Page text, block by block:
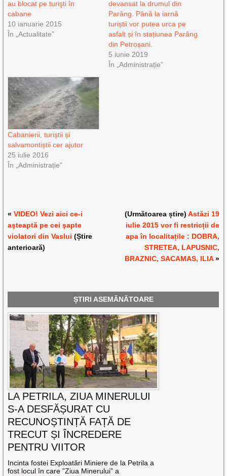
au blocat pe turişti în
cabane
10 ianuarie 2015
În „Actualitate”
devansat la drumul din
Parâng. Până la iarnă
turiștii vor putea urca pe
asfalt și în stațiunea Parâng
din Petroșani.
5 iunie 2019
În „Administrație”
Cabanierii, turiștii și
salvamontiștii cer ajutor
25 iulie 2016
În „Administrație”
«VIDEO! Vezi aici ce-i
aşteaptă pe cei şapte
violatori din Vaslui (Știre
anterioară)
(Următoarea știre) Astăzi 19
iulie 2015 vor fi restricții de
apa în localitațile : DOBRA,
STRETEA, LAPUSNIC,
BRAZNIC, SACAMAS, ILIA»
ȘTIRI ASEMĂNĂTOARE
LA PETRILA, ZIUA MINERULUI
S-A DESFĂȘURAT CU
RECUNOȘTINȚĂ FAȚĂ DE
TRECUT ȘI ÎNCREDERE
PENTRU VIITOR
Incinta fostei Exploatări Miniere de la Petrila a
fost locul în care ”Ziua Minerului” a